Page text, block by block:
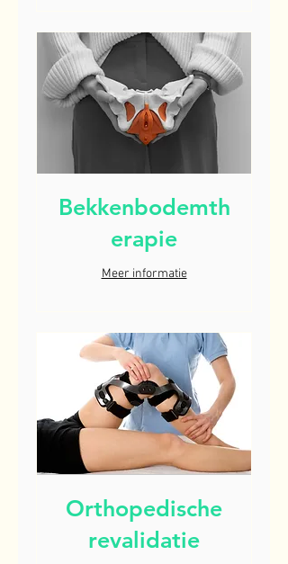
Bekkenbodemth
erapie
Meer informatie
Orthopedische
revalidatie